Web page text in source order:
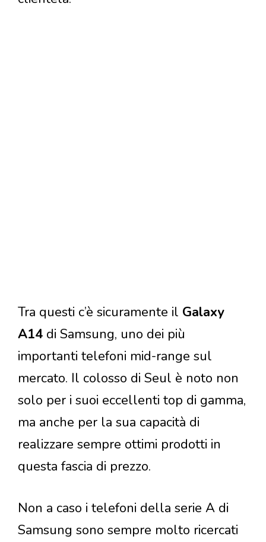
Tra questi c’è sicuramente il Galaxy
A14 di Samsung, uno dei più
importanti telefoni mid-range sul
mercato. Il colosso di Seul è noto non
solo per i suoi eccellenti top di gamma,
ma anche per la sua capacità di
realizzare sempre ottimi prodotti in
questa fascia di prezzo.
Non a caso i telefoni della serie A di
Samsung sono sempre molto ricercati